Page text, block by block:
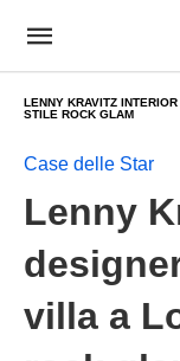
LENNY KRAVITZ
STILE ROCK GLAM
Case delle Star
Lenny
villa a